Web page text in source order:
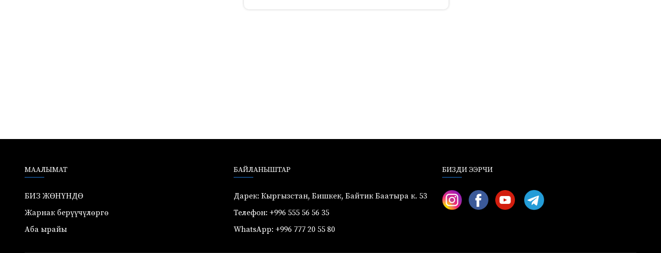
МААЛЫМАТ
БИЗ ЖӨНҮНДӨ
Жарнак берүүчүлөргө
Аба ырайы
БАЙЛАНЫШТАР
Дарек: Кыргызстан, Бишкек, Байтик Баатыра к. 53
Телефон: +996 555 56 56 35
WhatsApp: +996 777 20 55 80
БИЗДИ ЭЭРЧИ